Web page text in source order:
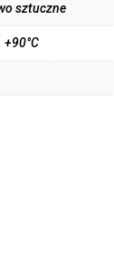
sztuczne
+90°C